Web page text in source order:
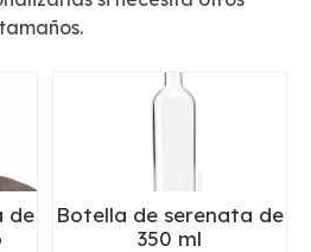
tamaños.
de
Botella de serenata de
350 ml